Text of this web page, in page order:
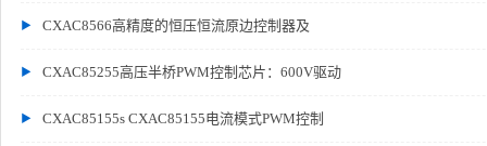
CXAC8566高精度的恒压恒流原边控制器及
CXAC85255高压半桥PWM控制芯片：600V驱动
CXAC85155s CXAC85155电流模式PWM控制